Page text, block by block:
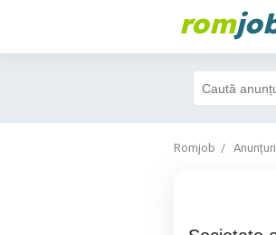
rom
Romjob Anunțuri